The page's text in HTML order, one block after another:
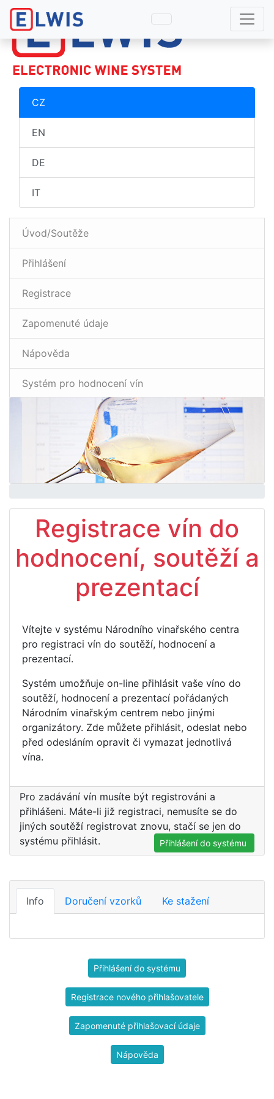
CZ
EN
DE
IT
Úvod/Soutěže
Přihlášení
Registrace
Zapomenuté údaje
Nápověda
Systém pro hodnocení vín
Registrace vín do
hodnocení, soutěží a
prezentací
Vítejte v systému Národního vinařského centra
pro registraci vín do soutěží, hodnocení a
prezentací.
Systém umožňuje on-line přihlásit vaše víno do
soutěží, hodnocení a prezentací pořádaných
Národním vinařským centrem nebo jinými
organizátory. Zde můžete přihlásit, odeslat nebo
před odesláním opravit či vymazat jednotlivá
vína.
Pro zadávání vín musíte být registrováni a
přihlášeni. Máte-li již registraci, nemusíte se do
jiných soutěží registrovat znovu, stačí se jen do
systému přihlásit.
Přihlášení do systému
Info Doručení vzorků Ke stažení
Přihlášení do systému
Registrace nového přihlašovatele
Zapomenuté přihlašovací údaje
Nápověda